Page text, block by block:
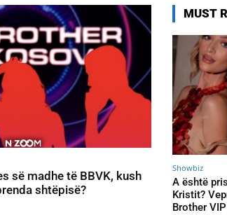
së madhe të BBVK, kush
shtëpisë?
MUST
Showbiz
A është
Kristit?
Brother